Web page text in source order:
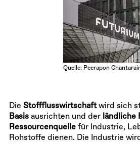
Quelle: Peerapon
Die Stoffflusswirtschaftwird sich
Basis ausrichten und der ländliche
Ressourcenquelle für Industrie,
Rohstoffe dienen. Die Industrie